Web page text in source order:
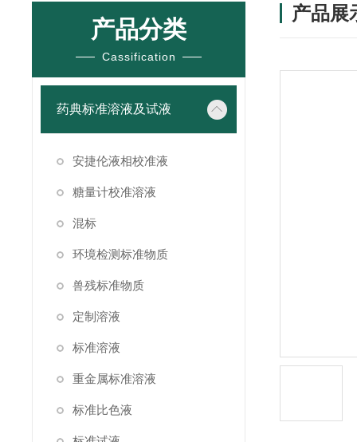
产品分类
Cassification
药典标准溶液及试液
安捷伦液相校准液
糖量计校准溶液
混标
环境检测标准物质
兽残标准物质
定制溶液
标准溶液
重金属标准溶液
标准比色液
产品展